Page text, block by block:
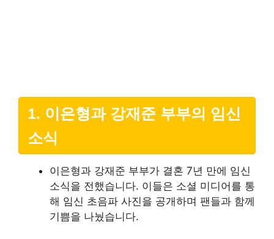
1. 이은형과 강재준 부부의 임신
소식
이은형과 강재준 부부가 결혼 7년 만에 임신
소식을 전했습니다. 이들은 소셜 미디어를 통
해 임신 초음파 사진을 공개하며 팬들과 함께
기쁨을 나눴습니다.